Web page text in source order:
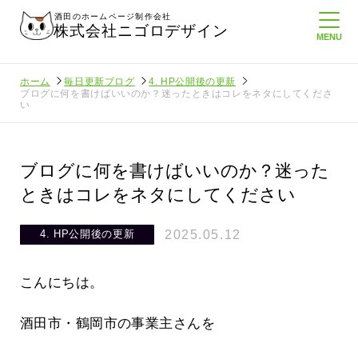
酒田のホームページ制作会社
株式会社ニゴロデザイン
ホーム 毎日更新ブログ
4. HP公開後の更新
ブログに何を書けばいいのか？迷ったときはコレをネタにしてくださ
い
ブログに何を書けばいいのか？迷った
ときはコレをネタにしてください
4. HP公開後の更新 2025.05.12
こんにちは。
酒田市・鶴岡市の事業主さんを